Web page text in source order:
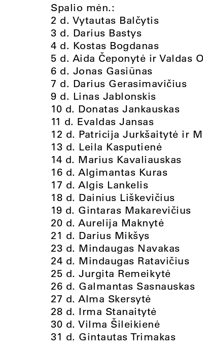
Spalio mėn.:
2 d. Vytautas Balčytis
3 d. Darius Bastys
4 d. Kostas Bogdanas
5 d. Aida Čeponytė ir Valdas
6 d. Jonas Gasiūnas
7 d. Darius Gerasimavičius
9 d. Linas Jablonskis
10 d. Donatas Jankauskas
11 d. Evaldas Jansas
12 d. Patricija Jurkšaitytė ir
13 d. Leila Kasputienė
14 d. Marius Kavaliauskas
16 d. Algimantas Kuras
17 d. Algis Lankelis
18 d. Dainius Liškevičius
19 d. Gintaras Makarevičius
20 d. Aurelija Maknytė
21 d. Darius Mikšys
23 d. Mindaugas Navakas
24 d. Mindaugas Ratavičius
25 d. Jurgita Remeikytė
26 d. Galmantas Sasnauskas
27 d. Alma Skersytė
28 d. Irma Stanaitytė
30 d. Vilma Šileikienė
31 d. Gintautas Trimakas